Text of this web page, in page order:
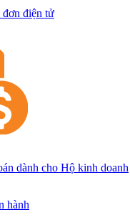
đơn điện tử
dành cho Hộ kinh doanh
hành